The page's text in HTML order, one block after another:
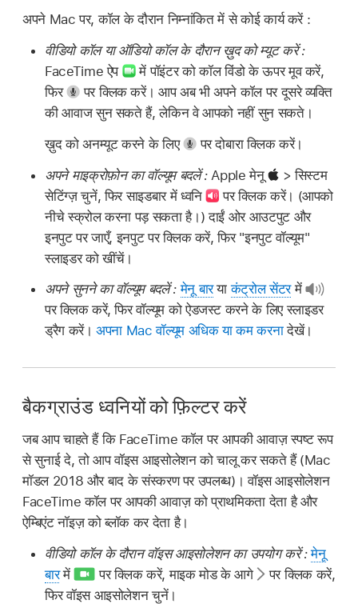
अपने Mac पर, कॉल के दौरान निम्नांकित में से कोई कार्य करें :
वीडियो कॉल या ऑडियो कॉल के दौरान ख़ुद को म्यूट करें :
FaceTime ऐप
में पॉइंटर को कॉल विंडो के ऊपर मूव करें,
फिर
पर क्लिक करें। आप अब भी अपने कॉल पर दूसरे व्यक्ति
की आवाज सुन सकते हैं, लेकिन वे आपको नहीं सुन सकते।
ख़ुद को अनम्यूट करने के लिए
पर दोबारा क्लिक करें।
अपने माइक्रोफ़ोन का वॉल्यूम बदलें :Apple मेनू
> सिस्टम
सेटिंग्ज़ चुनें, फिर साइडबार में ध्वनि
पर क्लिक करें। (आपको
नीचे स्क्रोल करना पड़ सकता है।) दाईं ओर आउटपुट और
इनपुट पर जाएँ, इनपुट पर क्लिक करें, फिर "इनपुट वॉल्यूम"
स्लाइडर को खींचें।
अपने सुनने का वॉल्यूम बदलें : मेनू बारयाकंट्रोल सेंटरमें
पर क्लिक करें, फिर वॉल्यूम को ऐडजस्ट करने के लिए स्लाइडर
ड्रैग करें।अपना Mac वॉल्यूम अधिक या कम करनादेखें।
बैकग्राउंड ध्वनियों को फ़िल्टर करें
जब आप चाहते हैं कि FaceTime कॉल पर आपकी आवाज़ स्पष्ट रूप
से सुनाई दे, तो आप वॉइस आइसोलेशन को चालू कर सकते हैं (Mac
मॉडल 2018 और बाद के संस्करण पर उपलब्ध)। वॉइस आइसोलेशन
FaceTime कॉल पर आपकी आवाज़ को प्राथमिकता देता है और
ऐम्बिएंट नॉइज़ को ब्लॉक कर देता है।
वीडियो कॉल के दौरान वॉइस आइसोलेशन का उपयोग करें : मेनू
बारमें पर क्लिक करें, माइक मोड के आगे
पर क्लिक करें,
फिर वॉइस आइसोलेशन चुनें।